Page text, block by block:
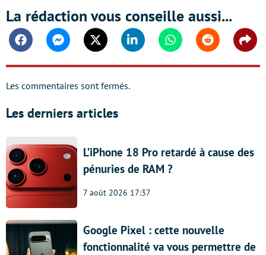
La rédaction vous conseille aussi...
FacebookMessengerTwitter Linkedin WhatsappReddit
Les commentaires sont fermés.
Les derniers articles
L’iPhone 18 Pro retardé à cause des
pénuries de RAM ?
7 août 2026 17:37
Google Pixel : cette nouvelle
fonctionnalité va vous permettre de